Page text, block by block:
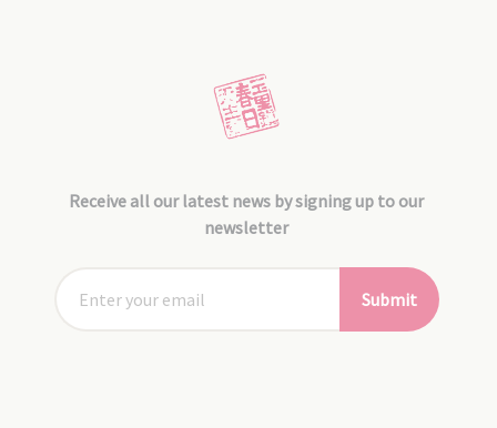
Receive all our latest news by signing up to our
newsletter
Submit